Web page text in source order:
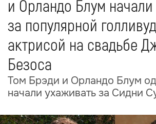
и Орландо Блум
за популярной
актрисой на свадьбе
Безоса
Том Брэди и Орландо Блум
начали ухаживать за Сидни